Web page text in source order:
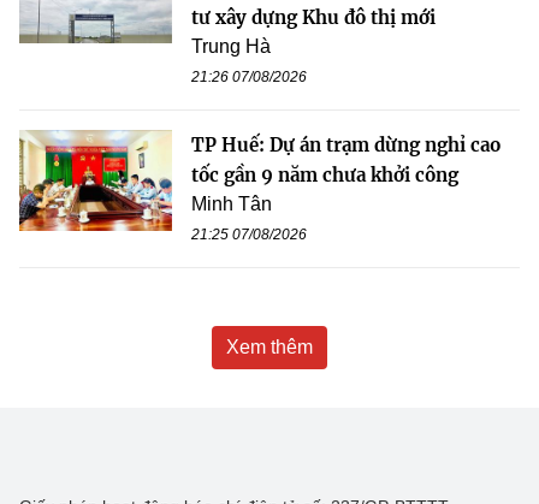
tư xây dựng Khu đô thị mới
Trung Hà
21:26 07/08/2026
TP Huế: Dự án trạm dừng nghỉ cao
tốc gần 9 năm chưa khởi công
Minh Tân
21:25 07/08/2026
Xem thêm